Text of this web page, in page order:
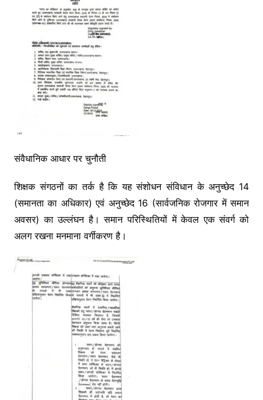
संवैधानिक आधार पर चुनौती
शिक्षक संगठनों का तर्क है कि यह संशोधन संविधान के अनुच्छेद 14
(समानता का अधिकार) एवं अनुच्छेद 16 (सार्वजनिक रोजगार में समान
अवसर) का उल्लंघन है। समान परिस्थितियों में केवल एक संवर्ग को
अलग रखना मनमाना वर्गीकरण है।